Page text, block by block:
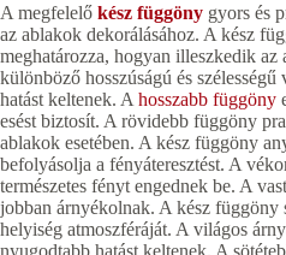
A megfelelő kész függöny gyors és
az ablakok dekorálásához. A kész
meghatározza, hogyan illeszkedik az
különböző hosszúságú és
hatást keltenek. A hosszabb függöny
esést biztosít. A rövidebb függöny
ablakok esetében. A kész függöny
befolyásolja a fényáteresztést. A
természetes fényt engednek be. A
jobban árnyékolnak. A kész függöny
helyiség atmoszféráját. A világos
nyugodtabb hatást keltenek. A